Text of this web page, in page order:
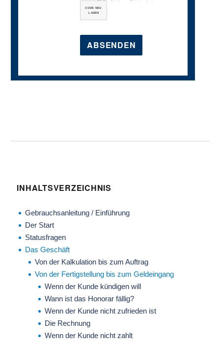
CODE NEU
LADEN
INHALTSVERZEICHNIS
Gebrauchsanleitung / Einführung
Der Start
Statusfragen
Das Geschäft
Von der Kalkulation bis zum Auftrag
Von der Fertigstellung bis zum Geldeingang
Wenn der Kunde kündigen will
Wann ist das Honorar fällig?
Wenn der Kunde nicht zufrieden ist
Die Rechnung
Wenn der Kunde nicht zahlt